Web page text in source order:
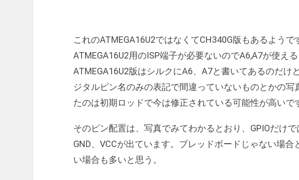
これのATMEGA16U2ではなくてCH340G版もあるようで
ATMEGA16U2用のISP端子が必要ないのでA6,A7が使え
ATMEGA16U2版はシルクにA6、A7と書いてあるのだけ
ジタルピン名のみの表記で間違っていないものとかの写
たのは初期ロッドで今は修正されている可能性が高いで
そのピン配置は、写真でみてわかるとおり、GPIOだけ
GND、VCCが出ています。ブレッドボードじゃない場合
い場合も多いと思う。